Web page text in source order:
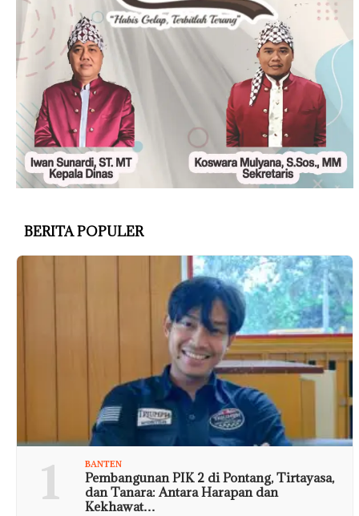
BERITA POPULER
1 BANTEN
Pembangunan PIK 2 di Pontang, Tirtayasa,
dan Tanara: Antara Harapan dan
Kekhawat…